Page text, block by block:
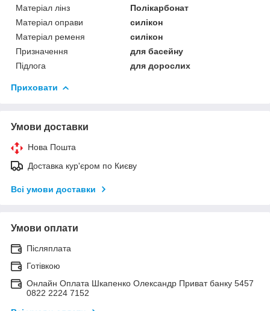
Матеріал лінз
Полікарбонат
Матеріал оправи
силікон
Матеріал ременя
силікон
Призначення
для басейну
Підлога
для дорослих
Приховати
Умови доставки
Нова Пошта
Доставка кур'єром по Києву
Всі умови доставки
Умови оплати
Післяплата
Готівкою
Онлайн Оплата Шкапенко Олександр Приват банку 5457
0822 2224 7152